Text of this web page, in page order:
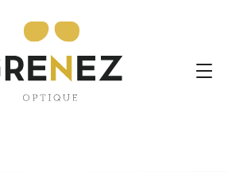
« troublée
2020